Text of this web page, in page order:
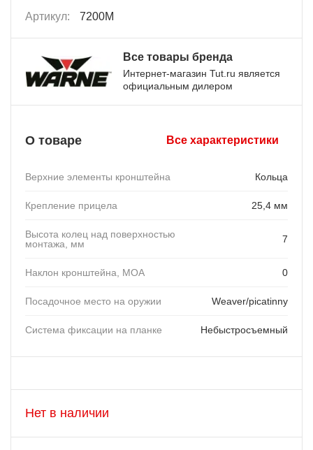
Артикул: 7200M
Все товары бренда
Интернет-магазин Tut.ru является
официальным дилером
О товаре Все характеристики
Верхние элементы кронштейна Кольца
Крепление прицела 25,4 мм
Высота колец над поверхностью
монтажа, мм
7
Наклон кронштейна, MOA 0
Посадочное место на оружии Weaver/picatinny
Система фиксации на планке Небыстросъемный
Нет в наличии